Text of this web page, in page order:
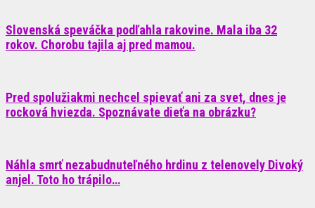
Slovenská speváčka podľahla rakovine. Mala iba 32
rokov. Chorobu tajila aj pred mamou.
Pred spolužiakmi nechcel spievať ani za svet, dnes je
rocková hviezda. Spoznávate dieťa na obrázku?
Náhla smrť nezabudnuteľného hrdinu z telenovely Divoký
anjel. Toto ho trápilo…